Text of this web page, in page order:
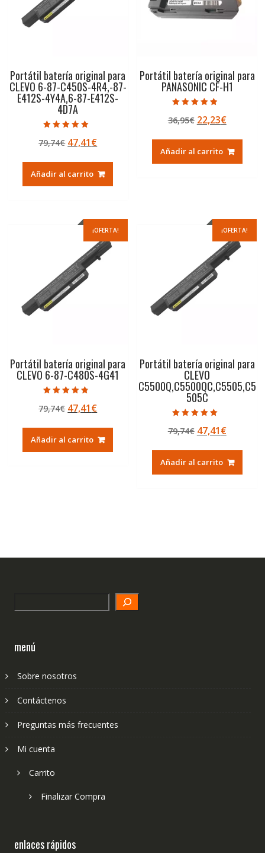
Portátil batería original para
CLEVO 6-87-C450S-4R4,-87-
E412S-4Y4A,6-87-E412S-
4D7A
5.00
de 5
79,74€ El
original
era:
47,41€El
actual
es:
Añadir al carrito
Portátil batería original para
PANASONIC CF-H1
4.50
de 5
36,95€ El
original
era:
22,23€El
actual
es:
Añadir al carrito
¡OFERTA!
Portátil batería original para
CLEVO 6-87-C480S-4G41
4.50
de 5
79,74€ El
original
era:
47,41€El
actual
es:
Añadir al carrito
¡OFERTA!
Portátil batería original para
CLEVO
C5500Q,C5500QC,C5505,C5
505C
5.00
de 5
79,74€ El
original
era:
47,41€El
actual
es:
Añadir al carrito
menú
Sobre nosotros
Contáctenos
Preguntas más frecuentes
Mi cuenta
Carrito
Finalizar Compra
enlaces rápidos